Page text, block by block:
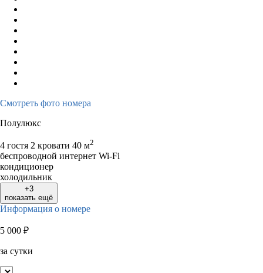
Смотреть фото номера
Полулюкс
4 гостя 2 кровати 40 м2
беспроводной интернет Wi-Fi
кондиционер
холодильник
+3
показать ещё
Информация о номере
5 000 ₽
за сутки